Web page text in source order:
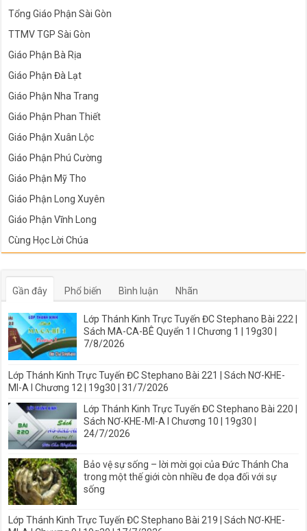
Tổng Giáo Phận Sài Gòn
TTMV TGP Sài Gòn
Giáo Phận Bà Rịa
Giáo Phận Đà Lạt
Giáo Phận Nha Trang
Giáo Phận Phan Thiết
Giáo Phận Xuân Lộc
Giáo Phận Phú Cường
Giáo Phận Mỹ Tho
Giáo Phận Long Xuyên
Giáo Phận Vĩnh Long
Cùng Học Lời Chúa
Gần đây Phổ biến Bình luận Nhãn
Lớp Thánh Kinh Trực Tuyến ĐC Stephano Bài 222 |
Sách MA-CA-BÊ Quyển 1 I Chương 1 | 19g30 |
7/8/2026
Lớp Thánh Kinh Trực Tuyến ĐC Stephano Bài 221 | Sách NƠ-KHE-
MI-A I Chương 12 | 19g30 | 31/7/2026
Lớp Thánh Kinh Trực Tuyến ĐC Stephano Bài 220 |
Sách NƠ-KHE-MI-A I Chương 10 | 19g30 |
24/7/2026
Bảo vệ sự sống – lời mời gọi của Đức Thánh Cha
trong một thế giới còn nhiều đe dọa đối với sự
sống
Lớp Thánh Kinh Trực Tuyến ĐC Stephano Bài 219 | Sách NƠ-KHE-